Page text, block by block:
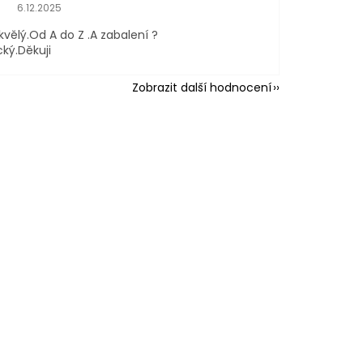
6.12.2025
A do Z .A zabalení ?
Zobrazit další hodnocení